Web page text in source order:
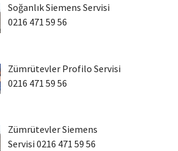
Soğanlık Siemens Servisi
0216 471 59 56
Zümrütevler Profilo Servisi
0216 471 59 56
Zümrütevler Siemens
Servisi 0216 471 59 56